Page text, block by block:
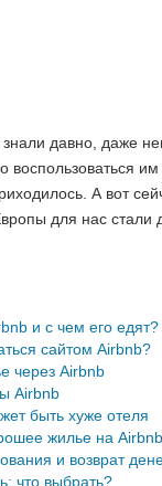
давно, даже
воспользоваться
А вот
для нас стали
и с чем его едят?
сайтом Airbnb?
через Airbnb
Airbnb
быть хуже отеля
жилье на Airbnb
и возврат
что выбрать?